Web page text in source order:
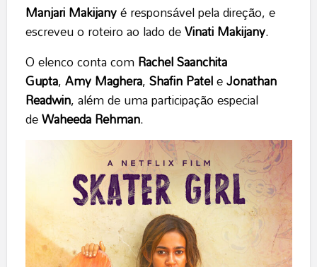
Manjari Makijanyé responsável pela direção, e
escreveu o roteiro ao lado deVinati Makijany.
O elenco conta comRachel Saanchita
Gupta,Amy Maghera,Shafin PateleJonathan
Readwin, além de uma participação especial
deWaheeda Rehman.